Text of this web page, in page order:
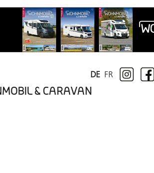
& CARAVAN
FR
DE